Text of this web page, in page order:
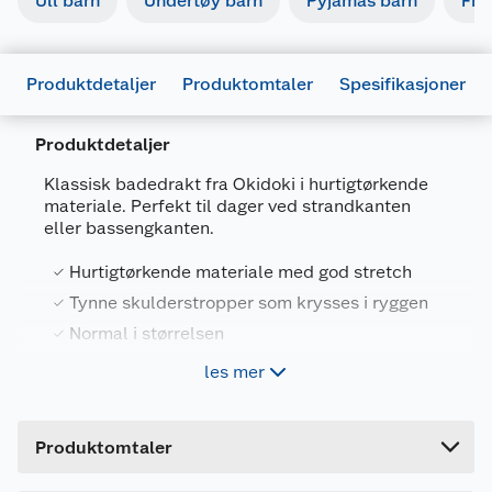
Produktdetaljer Produktomtaler Spesifikasjoner
Produktdetaljer
Klassisk badedrakt fra Okidoki i hurtigtørkende
materiale. Perfekt til dager ved strandkanten
eller bassengkanten.
Hurtigtørkende materiale med god stretch
Tynne skulderstropper som krysses i ryggen
Normal i størrelsen
Perfekt til dager ved strandkanten eller
Denne fine badedrakten har tynne
les mer
Produktomtaler
Artikkelnummer
5713438774591
Leverandørens artikkelnummer
Størrelse
86-92
Farge
TURKIS
Lengde